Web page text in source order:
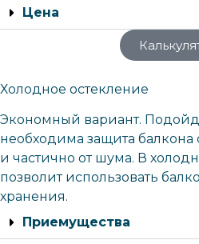
Цена
Холодное остекление
Экономный вариант.
необходима защита балкона
и частично от шума. В
позволит использовать
хранения.
Приемущества